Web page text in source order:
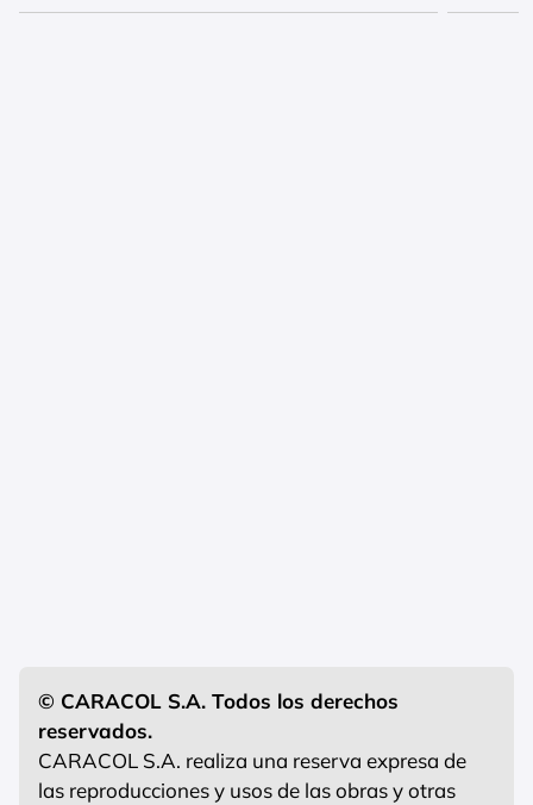
© CARACOL S.A. Todos los derechos
reservados.
CARACOL S.A. realiza una reserva expresa de
las reproducciones y usos de las obras y otras